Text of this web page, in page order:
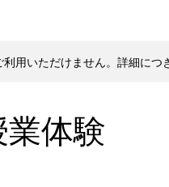
用いただけません。詳細につ
業体験